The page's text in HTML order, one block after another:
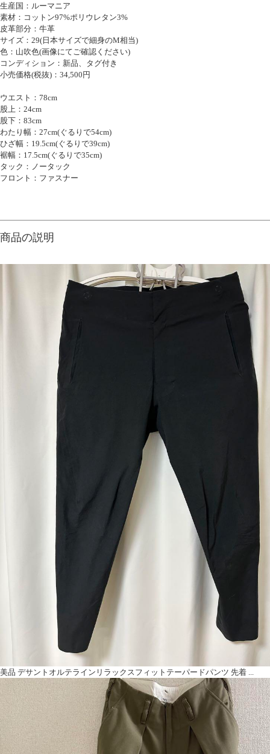
生産国：ルーマニア
素材：コットン97%ポリウレタン3%
皮革部分：牛革
サイズ：29(日本サイズで細身のM相当)
色：山吹色(画像にてご確認ください)
コンディション：新品、タグ付き
小売価格(税抜)：34,500円
ウエスト：78cm
股上：24cm
股下：83cm
わたり幅：27cm(ぐるりで54cm)
ひざ幅：19.5cm(ぐるりで39cm)
裾幅：17.5cm(ぐるりで35cm)
タック：ノータック
フロント：ファスナー
商品の説明
美品 デサントオルテラインリラックスフィットテーパードパンツ 先着 ...